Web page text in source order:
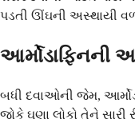
પડતી ઊંઘની અસ્થાયી
આર્મોડાફિનની
બધી દવાઓની જેમ,
જોકે ઘણા લોકો તેને સારી